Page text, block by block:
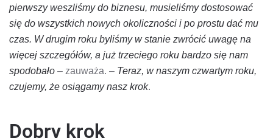
pierwszy weszliśmy do biznesu, musieliśmy dostosować
się do wszystkich nowych okoliczności i po prostu dać mu
czas. W drugim roku byliśmy w stanie zwrócić uwagę na
więcej szczegółów, a już trzeciego roku bardzo się nam
spodobało – zauważa. – Teraz, w naszym czwartym roku,
czujemy, że osiągamy nasz krok.
Dobry krok